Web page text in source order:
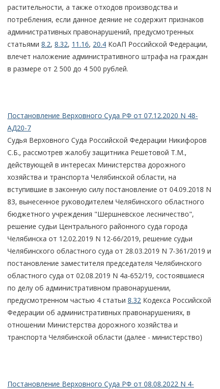
растительности, а также отходов производства и
потребления, если данное деяние не содержит признаков
административных правонарушений, предусмотренных
статьями 8.2, 8.32, 11.16, 20.4 КоАП Российской Федерации,
влечет наложение административного штрафа на граждан
в размере от 2 500 до 4 500 рублей.
Постановление Верховного Суда РФ от 07.12.2020 N 48-
АД20-7
Судья Верховного Суда Российской Федерации Никифоров
С.Б., рассмотрев жалобу защитника Решетовой Т.М.,
действующей в интересах Министерства дорожного
хозяйства и транспорта Челябинской области, на
вступившие в законную силу постановление от 04.09.2018 N
83, вынесенное руководителем Челябинского областного
бюджетного учреждения "Шершневское лесничество",
решение судьи Центрального районного суда города
Челябинска от 12.02.2019 N 12-66/2019, решение судьи
Челябинского областного суда от 28.03.2019 N 7-361/2019 и
постановление заместителя председателя Челябинского
областного суда от 02.08.2019 N 4а-652/19, состоявшиеся
по делу об административном правонарушении,
предусмотренном частью 4 статьи 8.32 Кодекса Российской
Федерации об административных правонарушениях, в
отношении Министерства дорожного хозяйства и
транспорта Челябинской области (далее - министерство)
Постановление Верховного Суда РФ от 08.08.2022 N 4-